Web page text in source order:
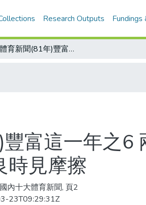
Research Outputs
十大體育新聞(81年)豐富這一年之6 兩個體總拉不攏 全國體總和大專體總溝通不良時見摩擦
富這一年之6
時見摩擦
內十大體育新聞, 頁2
23T09:29:31Z